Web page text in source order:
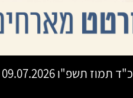
כ"ד תמוז תשפ"ו09.07.2026 | פתיחת שערים 19:15 | שעת התחלה 19:30